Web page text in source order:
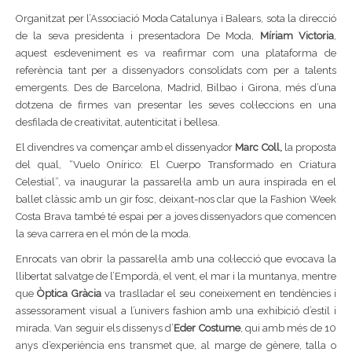
Organitzat per l’Associació Moda Catalunya i Balears, sota la direcció
de la seva presidenta i presentadora De Moda, Míriam Victoria
aquest esdeveniment es va reafirmar com una plataforma de
referència tant per a dissenyadors consolidats com per a talents
emergents. Des de Barcelona, Madrid, Bilbao i Girona, més d’una
dotzena de firmes van presentar les seves col·leccions en una
desfilada de creativitat, autenticitat i bellesa.
El divendres va començar amb el dissenyador Marc Coll,la proposta
del qual, “Vuelo Onírico: El Cuerpo Transformado en Criatura
Celestial”, va inaugurar la passarel·la amb un aura inspirada en el
ballet clàssic amb un gir fosc, deixant-nos clar que la Fashion Week
Costa Brava també té espai per a joves dissenyadors que comencen
la seva carrera en el món de la moda.
Enrocats van obrir la passarel·la amb una col·lecció que evocava la
llibertat salvatge de l’Empordà, el vent, el mar i la muntanya, mentre
queÒptica Gràciava traslladar el seu coneixement en tendències i
assessorament visual a l’univers fashion amb una exhibició d’estil i
mirada. Van seguir els dissenys d’Eder Costume, qui amb més de 10
anys d’experiència ens transmet que, al marge de gènere, talla o